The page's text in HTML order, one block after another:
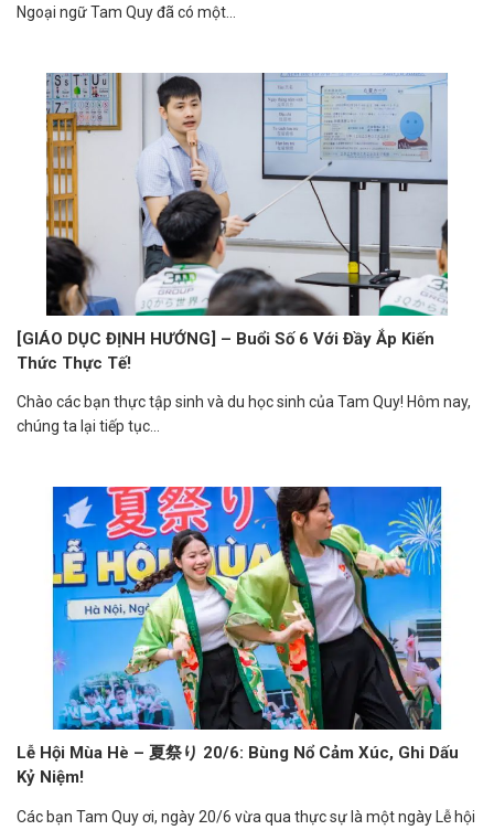
Ngoại ngữ Tam Quy đã có một...
[GIÁO DỤC ĐỊNH HƯỚNG] – Buổi Số 6 Với Đầy Ắp Kiến
Thức Thực Tế!
Chào các bạn thực tập sinh và du học sinh của Tam Quy! Hôm nay,
chúng ta lại tiếp tục...
Lễ Hội Mùa Hè – 夏祭り 20/6: Bùng Nổ Cảm Xúc, Ghi Dấu
Kỷ Niệm!
Các bạn Tam Quy ơi, ngày 20/6 vừa qua thực sự là một ngày Lễ hội